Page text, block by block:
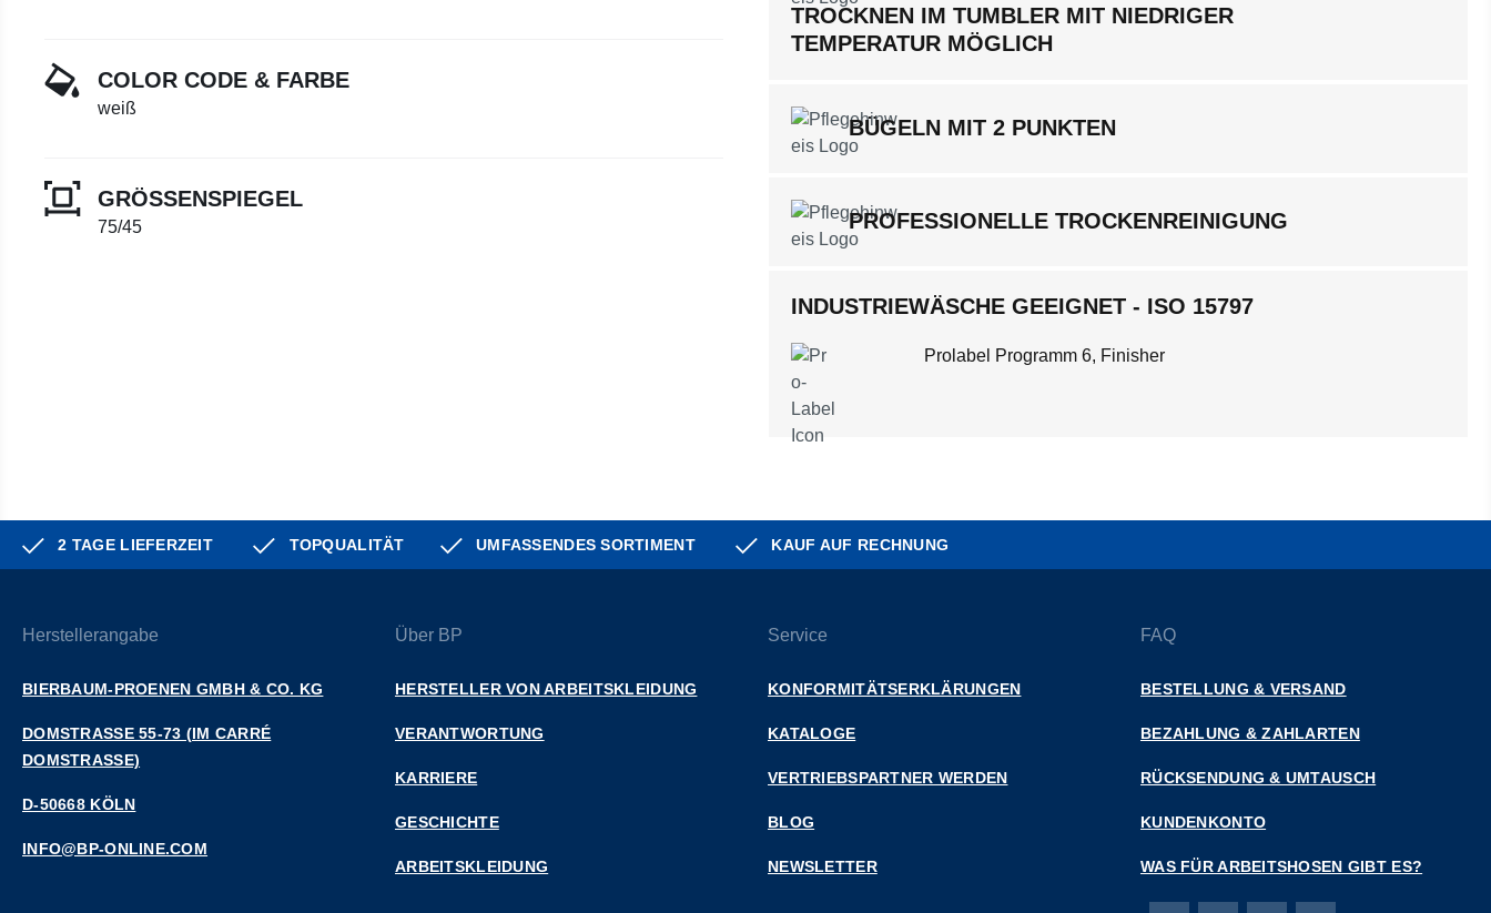
COLOR CODE & FARBE
weiß
GRÖSSENSPIEGEL
75/45
TROCKNEN IM TUMBLER MIT NIEDRIGER
TEMPERATUR MÖGLICH
BÜGELN MIT 2 PUNKTEN
PROFESSIONELLE TROCKENREINIGUNG
INDUSTRIEWÄSCHE GEEIGNET - ISO 15797
Prolabel Programm 6, Finisher
2 TAGE LIEFERZEIT TOPQUALITÄT UMFASSENDES SORTIMENT KAUF AUF RECHNUNG
Herstellerangabe
BIERBAUM-PROENEN GMBH & CO. KG
DOMSTRASSE 55-73 (IM CARRÉ D
OMSTRASSE)
D-50668 KÖLN
INFO@BP-ONLINE.COM
Über BP
HERSTELLER VON ARBEITSKLEIDUNG
VERANTWORTUNG
KARRIERE
GESCHICHTE
ARBEITSKLEIDUNG
Service
KONFORMITÄTSERKLÄRUNGEN
KATALOGE
VERTRIEBSPARTNER WERDEN
BLOG
NEWSLETTER
FAQ
BESTELLUNG & VERSAND
BEZAHLUNG & ZAHLARTEN
RÜCKSENDUNG & UMTAUSCH
KUNDENKONTO
WAS FÜR ARBEITSHOSEN GIBT ES?